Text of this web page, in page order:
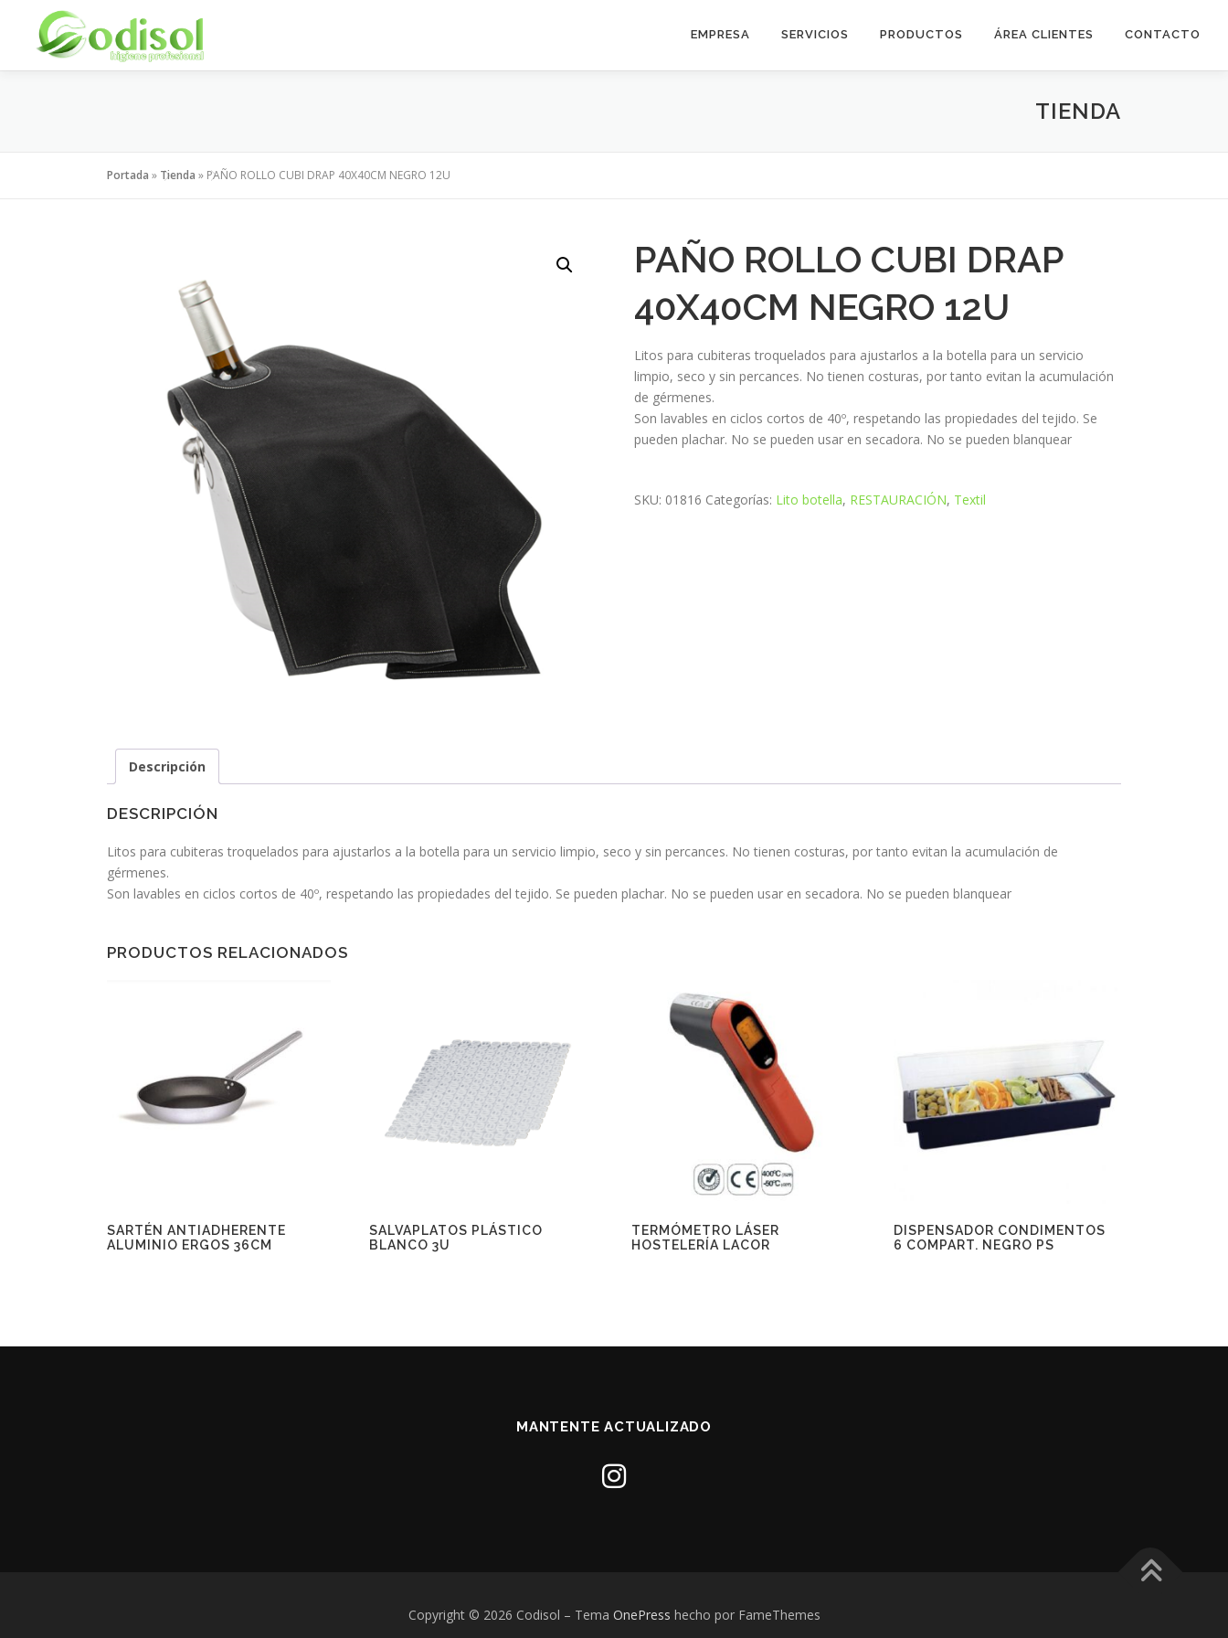
contenido
EMPRESA SERVICIOS PRODUCTOS ÁREA CLIENTES CONTACTO
TIENDA
Portada » Tienda » PAÑO ROLLO CUBI DRAP 40X40CM NEGRO 12U
PAÑO ROLLO CUBI DRAP
40X40CM NEGRO 12U
Litos para cubiteras troquelados para ajustarlos a la botella para un servicio
limpio, seco y sin percances. No tienen costuras, por tanto evitan la acumulación
de gérmenes.
Son lavables en ciclos cortos de 40º, respetando las propiedades del tejido. Se
pueden plachar. No se pueden usar en secadora. No se pueden blanquear
SKU: 01816 Categorías: Lito botella, RESTAURACIÓN, Textil
Descripción
DESCRIPCIÓN
Litos para cubiteras troquelados para ajustarlos a la botella para un servicio limpio, seco y sin percances. No tienen costuras, por tanto evitan la acumulación de
gérmenes.
Son lavables en ciclos cortos de 40º, respetando las propiedades del tejido. Se pueden plachar. No se pueden usar en secadora. No se pueden blanquear
PRODUCTOS RELACIONADOS
SARTÉN ANTIADHERENTE
ALUMINIO ERGOS 36CM
SALVAPLATOS PLÁSTICO
BLANCO 3U
TERMÓMETRO LÁSER
HOSTELERÍA LACOR
DISPENSADOR CONDIMENTOS
6 COMPART. NEGRO PS
MANTENTE ACTUALIZADO
Copyright © 2026 Codisol – Tema OnePress hecho por FameThemes